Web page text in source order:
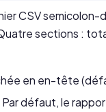
CSV
sections :
en en-tête
défaut, le